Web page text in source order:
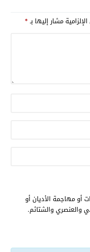
مشار إليها بـ*
أو مهاجمة الأديان أو
والعنصري والشتائم.